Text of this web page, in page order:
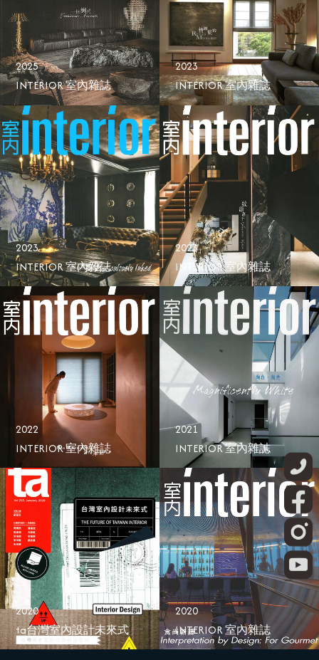
2025
INTERIOR 室內雜誌
2023
INTERIOR 室內雜誌
2023
INTERIOR 室內雜誌
2023
INTERIOR 室內雜誌
2022
INTERIOR 室內雜誌
2021
INTERIOR 室內雜誌
2020
ta台灣室內設計未來式
2020
INTERIOR 室內雜誌